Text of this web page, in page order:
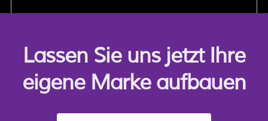
Lassen Sie uns jetzt Ihre
eigene Marke aufbauen